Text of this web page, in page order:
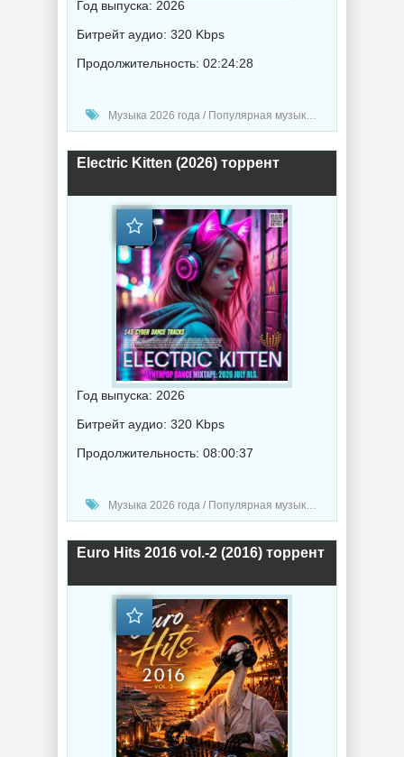
Год выпуска: 2026
Битрейт аудио: 320 Kbps
Продолжительность: 02:24:28
Музыка 2026 года / Популярная музыка / Клубная музыка / Электронная музыка / Хаус музыка / Танцевальная музыка / Сборник музыка
Electric Kitten (2026) торрент
Год выпуска: 2026
Битрейт аудио: 320 Kbps
Продолжительность: 08:00:37
Музыка 2026 года / Популярная музыка / Электронная музыка / Поп музыка / Танцевальная музыка / Сборник музыка / Synthpop music
Euro Hits 2016 vol.-2 (2016) торрент